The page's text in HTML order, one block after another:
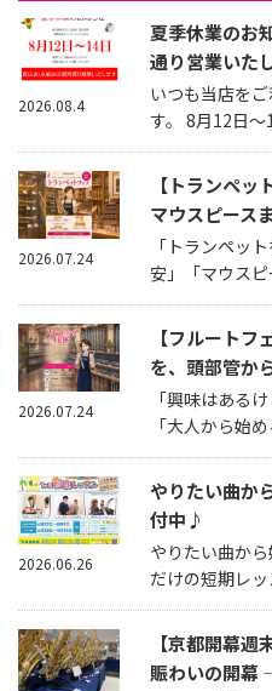
夏季休業のお
通り営業いた
いつも当店を
す。 8月12日～
2026.08.4
【トランペッ
マウスピース
「トランペッ
安」「マウス
2026.07.24
【フルート
を、頭部管か
「興味はある
「大人から始
2026.07.24
やりたい曲か
付中♪
やりたい曲か
だけの短期レ
2026.06.26
【京都開幕週
賑わいの開幕